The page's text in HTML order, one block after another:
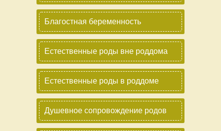
Благостная беременность
Естественные роды вне роддома
Естественные роды в роддоме
Душевное сопровождение родов